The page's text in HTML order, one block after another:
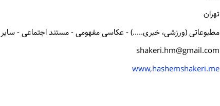
تهران
مطبوعاتی (ورزشی، خبری.....) - عکاسی مفهومی - مستند اجتماعی - سایر
shakeri.hm@gmail.com
www,hashemshakeri.me